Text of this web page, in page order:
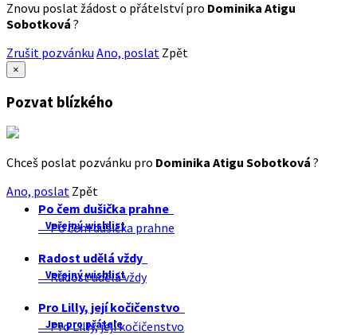
Znovu poslat žádost o přátelství pro Dominika Atigu
Sobotková ?
Zrušit pozvánku Ano, poslat Zpět
×
Pozvat blízkého
Chceš poslat pozvánku pro Dominika Atigu Sobotková ?
Ano, poslat Zpět
Po čem dušička prahne
Veřejný wishlist
Po čem dušička prahne
Radost udělá vždy
Veřejný wishlist
Radost udělá vždy
Pro Lilly, její kočičenstvo
Jen pro přátele
Pro Lilly, její kočičenstvo